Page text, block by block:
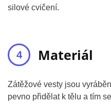
silové cvičení.
Materiál
Zátěžové vesty jsou
pevno přidělat k tělu a tím